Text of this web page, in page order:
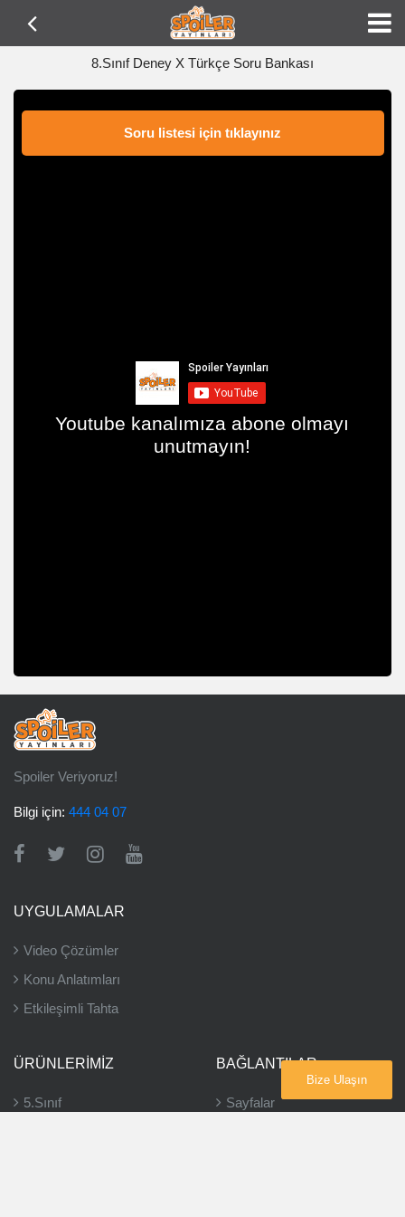
8.Sınıf Deney X Türkçe Soru Bankası
Soru listesi için tıklayınız
Youtube kanalımıza abone olmayı
unutmayın!
Spoiler Veriyoruz!
Bilgi için: 444 04 07
UYGULAMALAR
Video Çözümler
Konu Anlatımları
Etkileşimli Tahta
ÜRÜNLERIMIZ
5.Sınıf
BAĞLANTILAR
Sayfalar
Bize Ulaşın